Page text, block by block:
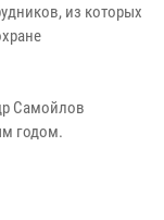
из которых
Самойлов
годом.